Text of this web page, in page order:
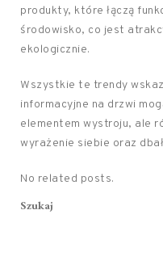
produkty, które łączą
środowisko, co jest
ekologicznie.
Wszystkie te trendy
informacyjne na drzwi
elementem wystroju, ale
wyrażenie siebie oraz
No related posts.
Szukaj